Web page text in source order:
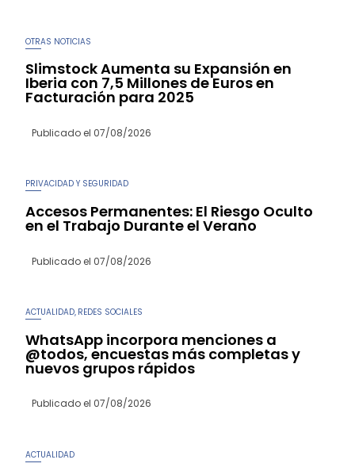
OTRAS NOTICIAS
Slimstock Aumenta su Expansión en
Iberia con 7,5 Millones de Euros en
Facturación para 2025
Publicado el 07/08/2026
PRIVACIDAD Y SEGURIDAD
Accesos Permanentes: El Riesgo Oculto
en el Trabajo Durante el Verano
Publicado el 07/08/2026
ACTUALIDAD REDES SOCIALES
WhatsApp incorpora menciones a
@todos, encuestas más completas y
nuevos grupos rápidos
Publicado el 07/08/2026
ACTUALIDAD